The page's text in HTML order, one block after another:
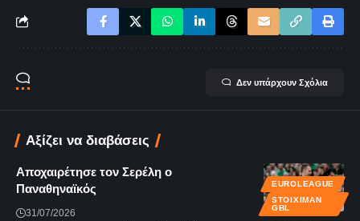
Δεν υπάρχουν Σχόλια
Αξίζει να διαβάσεις
EUROLEAGUE
STOIXIMAN
GBL
Αποχαιρέτησε τον Σερέλη ο
Παναθηναϊκός
31/07/2026